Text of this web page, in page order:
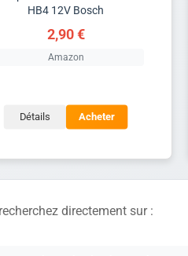
HB4 12V Bosch
2,90 €
Amazon
Détails Acheter
directement sur :